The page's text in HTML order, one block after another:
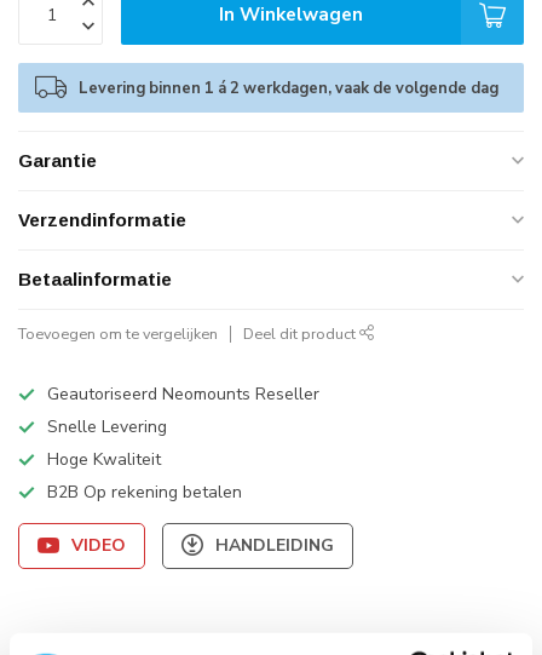
In Winkelwagen
Levering binnen 1 á 2 werkdagen, vaak de volgende dag
Garantie
Verzendinformatie
Betaalinformatie
Toevoegen om te vergelijken Deel dit product
Geautoriseerd Neomounts Reseller
Snelle Levering
Hoge Kwaliteit
B2B Op rekening betalen
VIDEO HANDLEIDING